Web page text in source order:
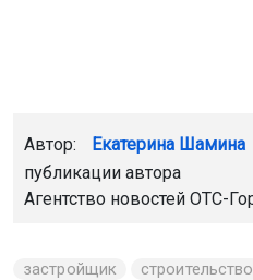
Автор: Екатерина Шамина
публикации автора
Агентство новостей ОТС-
застройщик строительство